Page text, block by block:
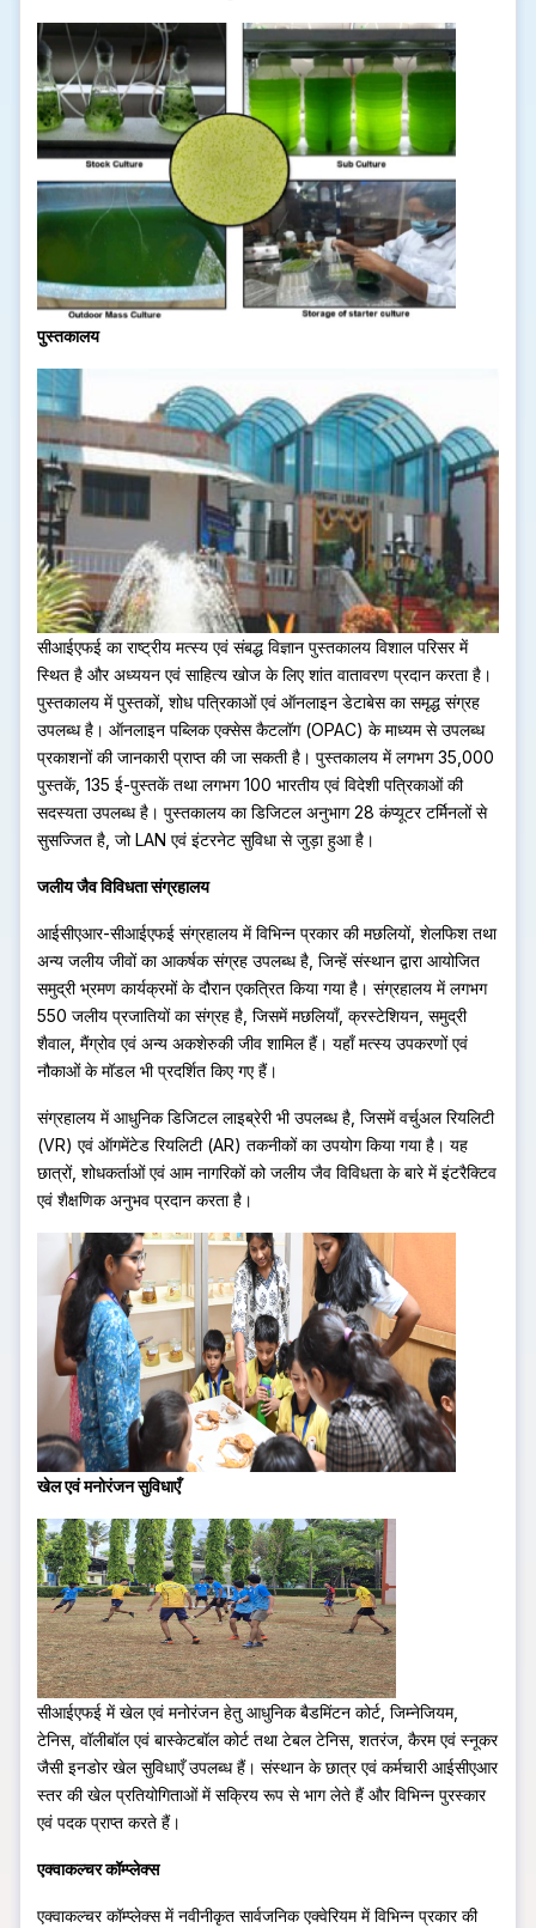
पुस्तकालय
सीआईएफई का राष्ट्रीय मत्स्य एवं संबद्ध विज्ञान पुस्तकालय विशाल परिसर में
स्थित है और अध्ययन एवं साहित्य खोज के लिए शांत वातावरण प्रदान करता है।
पुस्तकालय में पुस्तकों, शोध पत्रिकाओं एवं ऑनलाइन डेटाबेस का समृद्ध संग्रह
उपलब्ध है। ऑनलाइन पब्लिक एक्सेस कैटलॉग (OPAC) के माध्यम से उपलब्ध
प्रकाशनों की जानकारी प्राप्त की जा सकती है। पुस्तकालय में लगभग 35,000
पुस्तकें, 135 ई-पुस्तकें तथा लगभग 100 भारतीय एवं विदेशी पत्रिकाओं की
सदस्यता उपलब्ध है। पुस्तकालय का डिजिटल अनुभाग 28 कंप्यूटर टर्मिनलों से
सुसज्जित है, जो LAN एवं इंटरनेट सुविधा से जुड़ा हुआ है।
जलीय जैव विविधता संग्रहालय
आईसीएआर-सीआईएफई संग्रहालय में विभिन्न प्रकार की मछलियों, शेलफिश तथा
अन्य जलीय जीवों का आकर्षक संग्रह उपलब्ध है, जिन्हें संस्थान द्वारा आयोजित
समुद्री भ्रमण कार्यक्रमों के दौरान एकत्रित किया गया है। संग्रहालय में लगभग
550 जलीय प्रजातियों का संग्रह है, जिसमें मछलियाँ, क्रस्टेशियन, समुद्री
शैवाल, मैंग्रोव एवं अन्य अकशेरुकी जीव शामिल हैं। यहाँ मत्स्य उपकरणों एवं
नौकाओं के मॉडल भी प्रदर्शित किए गए हैं।
संग्रहालय में आधुनिक डिजिटल लाइब्रेरी भी उपलब्ध है, जिसमें वर्चुअल रियलिटी
(VR) एवं ऑगमेंटेड रियलिटी (AR) तकनीकों का उपयोग किया गया है। यह
छात्रों, शोधकर्ताओं एवं आम नागरिकों को जलीय जैव विविधता के बारे में इंटरैक्टिव
एवं शैक्षणिक अनुभव प्रदान करता है।
खेल एवं मनोरंजन सुविधाएँ
सीआईएफई में खेल एवं मनोरंजन हेतु आधुनिक बैडमिंटन कोर्ट, जिम्नेजियम,
टेनिस, वॉलीबॉल एवं बास्केटबॉल कोर्ट तथा टेबल टेनिस, शतरंज, कैरम एवं स्नूकर
जैसी इनडोर खेल सुविधाएँ उपलब्ध हैं। संस्थान के छात्र एवं कर्मचारी आईसीएआर
स्तर की खेल प्रतियोगिताओं में सक्रिय रूप से भाग लेते हैं और विभिन्न पुरस्कार
एवं पदक प्राप्त करते हैं।
एक्वाकल्चर कॉम्प्लेक्स
एक्वाकल्चर कॉम्प्लेक्स में नवीनीकृत सार्वजनिक एक्वेरियम में विभिन्न प्रकार की